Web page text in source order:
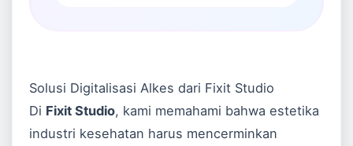
Solusi Digitalisasi Alkes dari Fixit Studio
Di Fixit Studio, kami memahami bahwa estetika
industri kesehatan harus mencerminkan